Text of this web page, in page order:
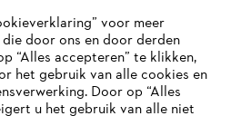
NIET
voor meer
door ons en door derden
“Alles accepteren” te klikken,
het gebruik van alle cookies en
Door op “Alles
u het gebruik van alle niet